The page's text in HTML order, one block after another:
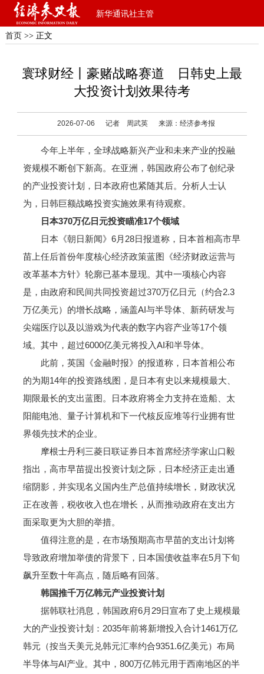
新华通讯社主管
首页 >> 正文
寰球财经丨豪赌战略赛道 日韩史上最
大投资计划效果待考
2026-07-06 记者 周武英 来源：经济参考报
今年上半年，全球战略新兴产业和未来产业的投融
资规模不断创下新高。在亚洲，韩国政府公布了创纪录
的产业投资计划，日本政府也紧随其后。分析人士认
为，日韩巨额战略投资实施效果有待观察。
日本370万亿日元投资瞄准17个领域
日本《朝日新闻》6月28日报道称，日本首相高市早
苗上任后首份年度核心经济政策蓝图《经济财政运营与
改革基本方针》轮廓已基本显现。其中一项核心内容
是，由政府和民间共同投资超过370万亿日元（约合2.3
万亿美元）的增长战略，涵盖AI与半导体、新药研发与
尖端医疗以及以游戏为代表的数字内容产业等17个领
域。其中，超过6000亿美元将投入AI和半导体。
此前，英国《金融时报》的报道称，日本首相公布
的为期14年的投资路线图，是日本有史以来规模最大、
期限最长的支出蓝图。日本政府将全力支持在造船、太
阳能电池、量子计算机和下一代核反应堆等行业拥有世
界领先技术的企业。
摩根士丹利三菱日联证券日本首席经济学家山口毅
指出，高市早苗提出投资计划之际，日本经济正走出通
缩阴影，并实现名义国内生产总值持续增长，财政状况
正在改善，税收收入也在增长，从而推动政府在支出方
面采取更为大胆的举措。
值得注意的是，在市场预期高市早苗的支出计划将
导致政府增加举债的背景下，日本国债收益率在5月下旬
飙升至数十年高点，随后略有回落。
韩国推千万亿韩元产业投资计划
据韩联社消息，韩国政府6月29日宣布了史上规模最
大的产业投资计划：2035年前将新增投入合计1461万亿
韩元（按当天美元兑韩元汇率约合9351.6亿美元）布局
半导体与AI产业。其中，800万亿韩元用于西南地区的半